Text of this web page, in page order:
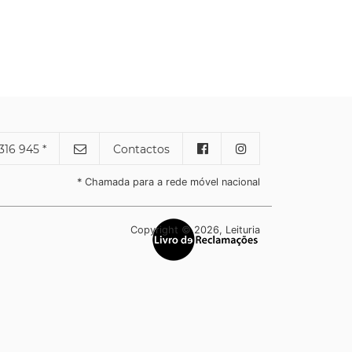
945 * Contactos
* Chamada para a rede móvel nacional
Copyright © 2026, Leituria